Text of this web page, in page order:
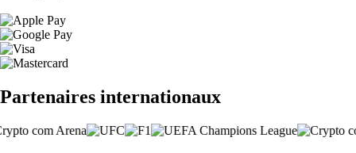
Partenaires internationaux